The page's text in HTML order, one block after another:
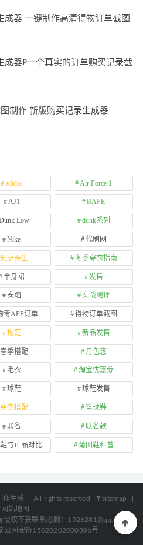
成器 一键制作高清得物订单截图
成器P一个真实的订单购买记录截
制作 新版购买记录生成器
adidas Air Force 1
AJ1 BAPE
Low dunk系列
Nike 代刷网
健康养生 冬季穿衣指南
半身裙 发售
安踏 实战测评
毒APP订单 得物订单截图
拖鞋 新品发售
春季搭配 月色惠
毛衣 淘宝优惠券
球鞋 球鞋发售
穿衣搭配 篮球鞋
联名 联名款
与正品对比 莆田鞋科普
作生成 - All rights reserved sitemap
网站地图
侵权不妥联系必删：1526281@qq.com
公网安备15020202000396号